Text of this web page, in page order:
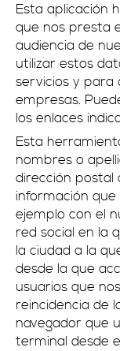
Esta aplicación
que nos presta
audiencia de
utilizar estos
servicios y para
empresas.
los enlaces
Esta
nombres o
dirección postal
información
ejemplo con el
red social en la
la ciudad a la
desde la que
usuarios que
reincidencia de
navegador que
terminal desde